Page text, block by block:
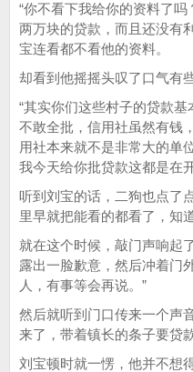
“你不看下我给你的资料了吗
两万块的贷款，而且还没有
宝连看都不看他的资料。
却看到他摇摇头叹了口气有
“其实你们这些村子的贷款
不敢全批，信用社虽然有钱
用社本来就不是非常大的单
我今天给你批贷款这都是在
听到刘宝的话，二狗也点了
里早就把能看的都看了，知
就在这个时候，敲门声响起
露出一脸歉意，然后冲着门
人，有事等会再说。”
然后就听到门口传来一个声
来了，带着镇长的条子要贷
刘宝顿时就一愣，他并不想